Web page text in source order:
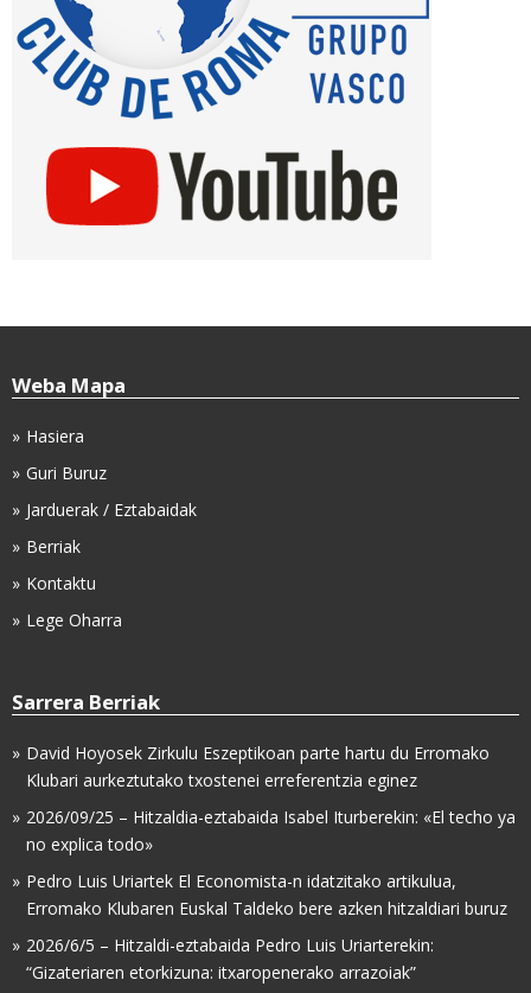
Weba Mapa
Hasiera
Guri Buruz
Jarduerak / Eztabaidak
Berriak
Kontaktu
Lege Oharra
Sarrera Berriak
David Hoyosek Zirkulu Eszeptikoan parte hartu du Erromako
Klubari aurkeztutako txostenei erreferentzia eginez
2026/09/25 – Hitzaldia-eztabaida Isabel Iturberekin: «El techo ya
no explica todo»
Pedro Luis Uriartek El Economista-n idatzitako artikulua,
Erromako Klubaren Euskal Taldeko bere azken hitzaldiari buruz
2026/6/5 – Hitzaldi-eztabaida Pedro Luis Uriarterekin:
“Gizateriaren etorkizuna: itxaropenerako arrazoiak”